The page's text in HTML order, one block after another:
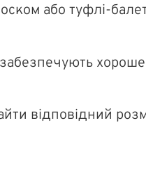
або туфлі-
відповідний